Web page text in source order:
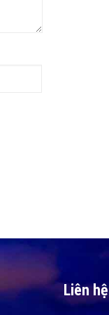
Liên hệ